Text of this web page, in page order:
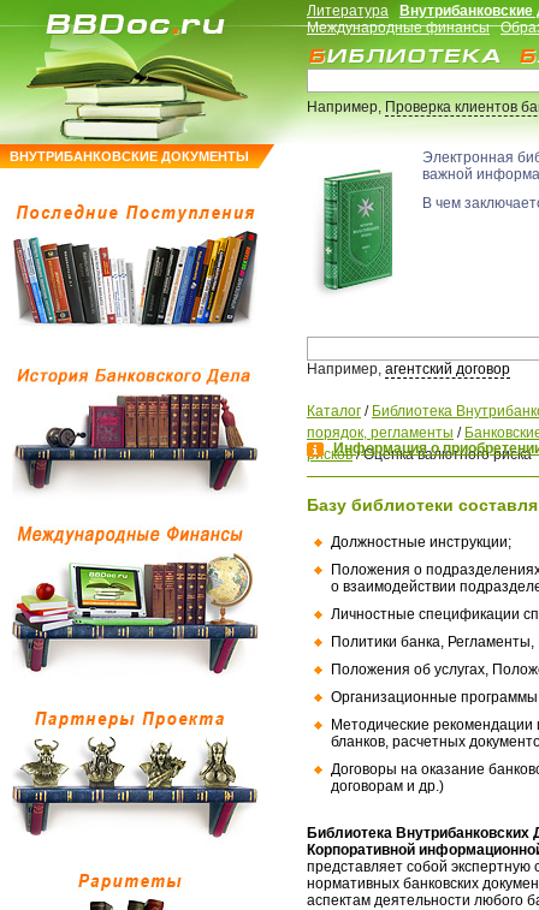
ВНУТРИБАНКОВСКИЕ ДОКУМЕНТЫ
Литература
Международные финансы
Например,Проверка клиентов
Электронная
важной
В чем
Например, агентский договор
Каталог / Библиотека
порядок, регламенты /
рисков/Оценка валютного риска
Информация о
Базу библиотеки
Должностные инструкции;
Положения о
о взаимодействии
Личностные спецификации
Политики банка,
Положения об услугах,
Организационные
Методические
бланков, расчетных
Договоры на оказание
договорам и др.)
Библиотека
Корпоративной
представляет собой экспертную
нормативных банковских
аспектам деятельности любого